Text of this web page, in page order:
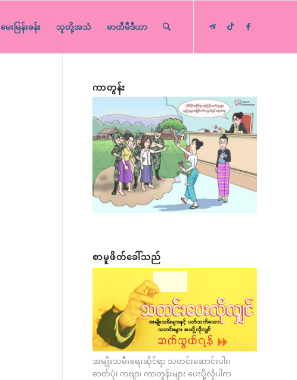
မေးမြန်းခန်း သူတို့အသံ မာတီမီဒီယာ
ကာတွန်း
စာမူဖိတ်ခေါ်သည်
အမျိုးသမီးရေးဆိုင်ရာ သတင်းဆောင်းပါး၊
ဓာတ်ပုံ၊ ကဗျာ၊ ကာတွန်းများ ပေးပို့လိုပါက